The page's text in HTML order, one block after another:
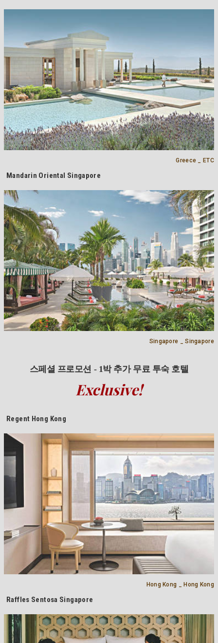
Greece _ ETC
Mandarin Oriental Singapore
Singapore _ Singapore
Exclusive!
스페셜 프로모션 - 1박 추가 무료 투숙 호텔
Regent Hong Kong
Hong Kong _ Hong Kong
Raffles Sentosa Singapore